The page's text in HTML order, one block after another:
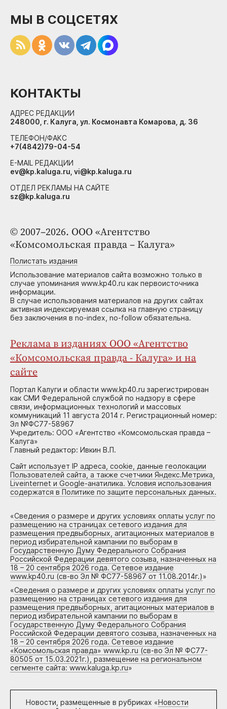
© 2007–2026. ООО «Агентство
«Комсомольская правда – Калуга»
Полистать издания
Использование материалов сайта возможно только в
случае упоминания www.kp40.ru как первоисточника
информации.
В случае использования материалов на других сайтах
активная индексируемая ссылка на главную страницу
без заключения в no-index, no-follow обязательна.
Реклама в изданиях ООО «Агентство
«Комсомольская правда - Калуга» и на
сайте
Портал Калуги и области www.kp40.ru зарегистрирован
как СМИ Федеральной службой по надзору в сфере
связи, информационных технологий и массовых
коммуникаций 11 августа 2014 г. Регистрационный номер:
Эл №ФС77-58967
Учредитель: ООО «Агентство «Комсомольская правда –
Калуга»
Главный редактор: Ивкин В.П.
Сайт использует IP адреса, cookie, данные геолокации
Пользователей сайта, а также счетчики Яндекс.Метрика,
Liveinternet и Google-анатилика. Условия использования
содержатся в Политике по защите персональных данных.
«Сведения о размере и других условиях оплаты услуг по
размещению на страницах сетевого издания для
размещения предвыборных, агитационных материалов в
период избирательной кампании по выборам в
Государственную Думу Федерального Собрания
Российской Федерации девятого созыва, назначенных на
18 – 20 сентября 2026 года. Сетевое издание
www.kp40.ru (св-во Эл № ФС77-58967 от 11.08.2014г.)»
«Сведения о размере и других условиях оплаты услуг по
размещению на страницах сетевого издания для
размещения предвыборных, агитационных материалов в
период избирательной кампании по выборам в
Государственную Думу Федерального Собрания
Российской Федерации девятого созыва, назначенных на
18 – 20 сентября 2026 года. Сетевое издание
«Комсомольская правда» www.kp.ru (св-во Эл № ФС77-
80505 от 15.03.2021г.), размещение на региональном
сегменте сайта: www.kaluga.kp.ru»
Новости, размещенные в рубриках «Новости
МЫ В СОЦСЕТЯХ
КОНТАКТЫ
АДРЕС РЕДАКЦИИ
248000, г. Калуга, ул. Космонавта Комарова, д. 36
ТЕЛЕФОН/ФАКС
+7(4842)79-04-54
E-MAIL РЕДАКЦИИ
ev@kp.kaluga.ru, vi@kp.kaluga.ru
ОТДЕЛ РЕКЛАМЫ НА САЙТЕ
sz@kp.kaluga.ru